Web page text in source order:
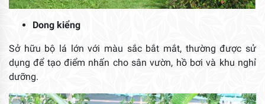
Dong kiểng
Sở hữu bộ lá lớn với màu sắc bắt mắt, thường được sử
dụng để tạo điểm nhấn cho sân vườn, hồ bơi và khu nghỉ
dưỡng.